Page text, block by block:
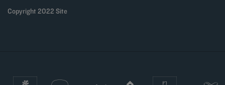
Copyright 2022 Site